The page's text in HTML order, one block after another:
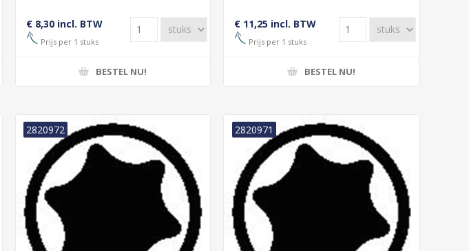
€ 8,30 incl. BTW
Prijs per 1 stuks
BESTEL NU!
€ 11,25 incl. BTW
Prijs per 1 stuks
BESTEL NU!
2820972 2820971